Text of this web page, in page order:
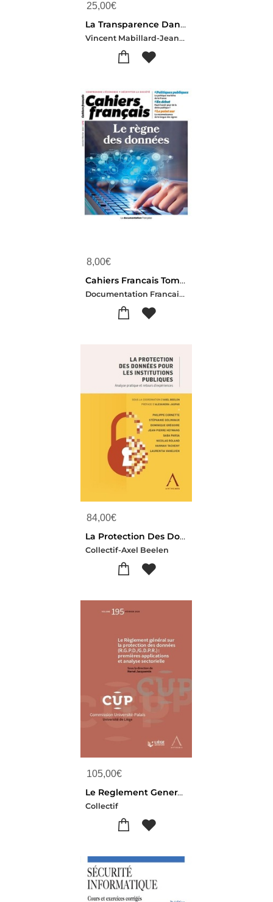
25,00€
La Transparence Dans L'espace Numerique : Principes, Developpements, Enjeux
Vincent Mabillard-Jean-patrick Villeneuve
8,00€
Cahiers Francais Tome 419 : Le Regne Des Donnees
Documentation Francaise
84,00€
La Protection Des Donnees Pour Les Institutions Publiques ; Analyse Pratique Et Retours D'experiences
Collectif-Axel Beelen
105,00€
Le Reglement General Sur La Protection Des Donnees (r.g.p.d./g.d.p.r.) : Premieres Applications Et Analyse Sectorielle
Collectif